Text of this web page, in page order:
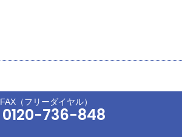
FAX（フリーダイヤル）
0120-736-848